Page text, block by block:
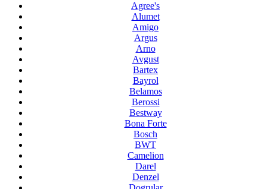
Agree's
Alumet
Amigo
Argus
Arno
Avgust
Bartex
Bayrol
Belamos
Berossi
Bestway
Bona Forte
Bosch
BWT
Camelion
Darel
Denzel